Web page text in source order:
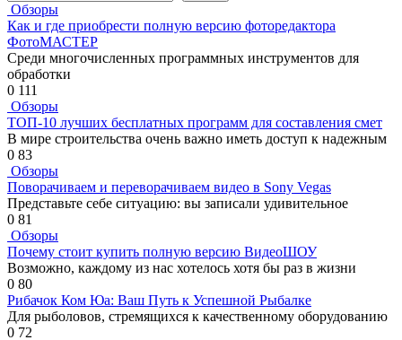
Обзоры
Как и где приобрести полную версию фоторедактора
ФотоМАСТЕР
Среди многочисленных программных инструментов для
обработки
0 111
Обзоры
ТОП-10 лучших бесплатных программ для составления смет
В мире строительства очень важно иметь доступ к надежным
0 83
Обзоры
Поворачиваем и переворачиваем видео в Sony Vegas
Представьте себе ситуацию: вы записали удивительное
0 81
Обзоры
Почему стоит купить полную версию ВидеоШОУ
Возможно, каждому из нас хотелось хотя бы раз в жизни
0 80
Рибачок Ком Юа: Ваш Путь к Успешной Рыбалке
Для рыболовов, стремящихся к качественному оборудованию
0 72